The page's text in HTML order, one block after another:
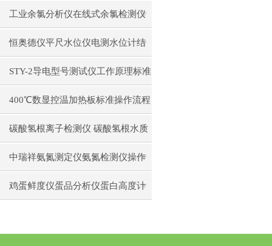
用注意事项工作原理
工业余氯分析仪在线式余氯检测仪
日常维护注意事项安装与接线步骤
恒奥德仪平尺水位仪电测水位计结
构原理操作使用
STY-2导电型号测试仪工作原理标准
操作流程
400℃数显控温加热板标准操作流程
碳酸氢根离子检测仪 碳酸氢根水质
测定仪操作使用
中瑞祥氨氮测定仪氨氮检测仪操作
前准备使用注意事项
鸡蛋鲜度仪蛋品分析仪蛋白高度计